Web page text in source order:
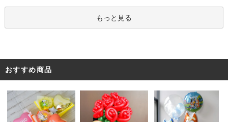
ツ52枚 推し活
もっと見る
おすすめ商品